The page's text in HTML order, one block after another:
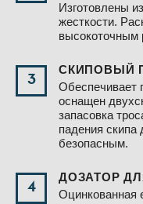
Изготовлены
жесткости.
высокоточным
3
СКИПОВЫЙ
Обеспечивает
оснащен
запасовка
падения
безопасным.
4
ДОЗАТОР
Оцинкованная